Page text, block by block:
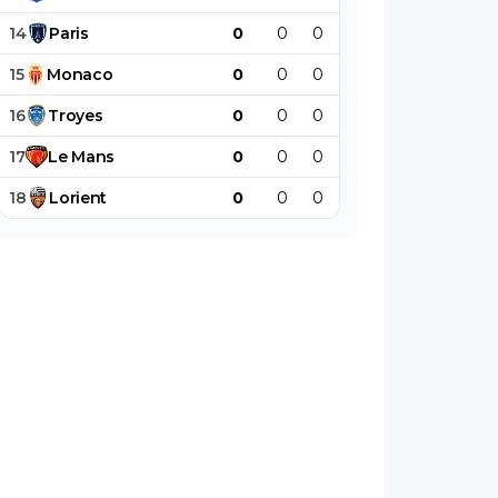
14 Paris 0 0 0
15 Monaco 0 0 0
16 Troyes 0 0 0
17 Le Mans 0 0 0
18 Lorient 0 0 0